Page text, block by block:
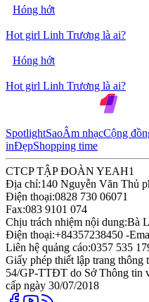
Hóng hớt
Hot girl Linh Trương là ai?
Hóng hớt
Hot girl Linh Trương là ai?
SpotlightSaoÂm nhạcCộng
inĐẹpShopping time
CTCP TẬP ĐOÀN YEAH1
Địa chỉ:140 Nguyễn Văn Thủ
Điện thoại:0828 730 06071
Fax:083 9101 074
Chịu trách nhiệm nội dung:Bà
Điện thoại:+84357238450 -
Liên hệ quảng cáo:0357 535
Giấy phép thiết lập trang thông
54/GP-TTĐT do Sở Thông tin
cấp ngày 30/07/2018